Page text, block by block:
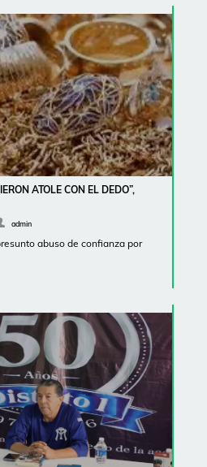
ATOLE CON EL DEDO”,
admin
abuso de confianza por